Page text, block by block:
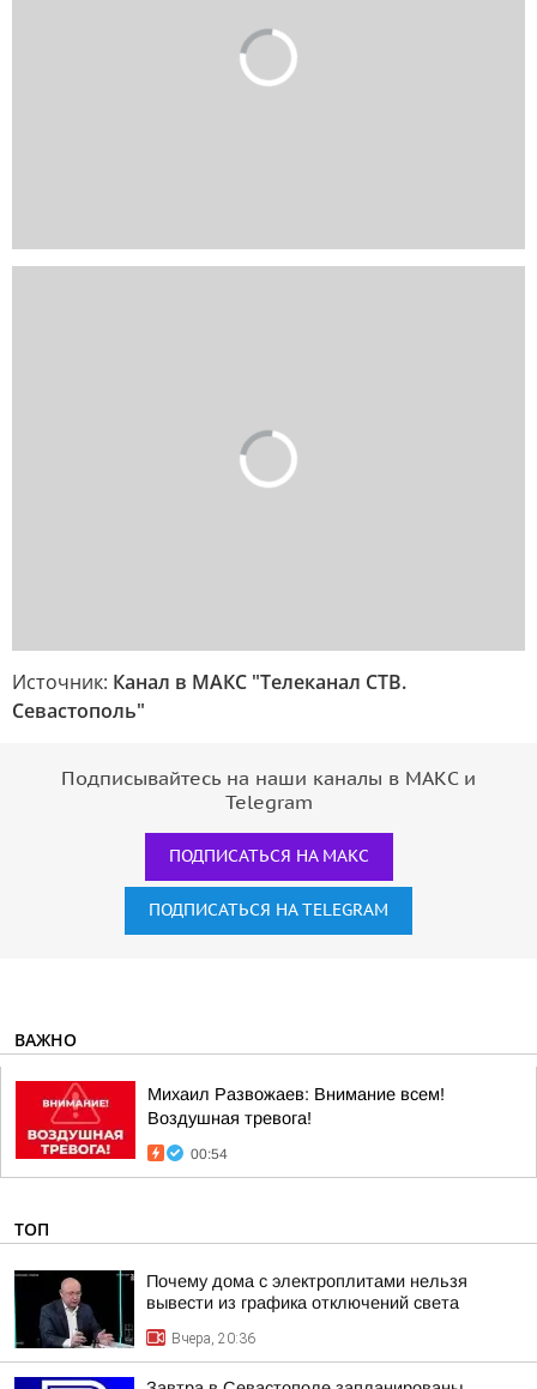
Источник: Канал в МАКС "Телеканал CТВ.
Севастополь"
Подписывайтесь на наши каналы в МАКС и
Telegram
ПОДПИСАТЬСЯ НА МАКС
ПОДПИСАТЬСЯ НА TELEGRAM
ВАЖНО
Михаил Развожаев: Внимание всем!
Воздушная тревога!
00:54
ТОП
Почему дома с электроплитами нельзя
вывести из графика отключений света
Вчера, 20:36